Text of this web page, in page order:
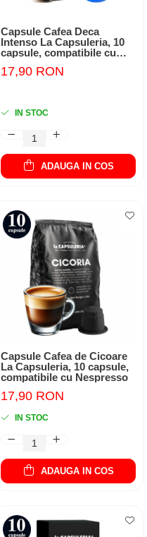
Capsule Cafea Deca
Intenso La Capsuleria, 10
capsule, compatibile cu
17,90 RON
IN STOC
ADAUGA IN COS
Capsule Cafea de Cicoare
La Capsuleria, 10 capsule,
compatibile cu Nespresso
17,90 RON
IN STOC
ADAUGA IN COS